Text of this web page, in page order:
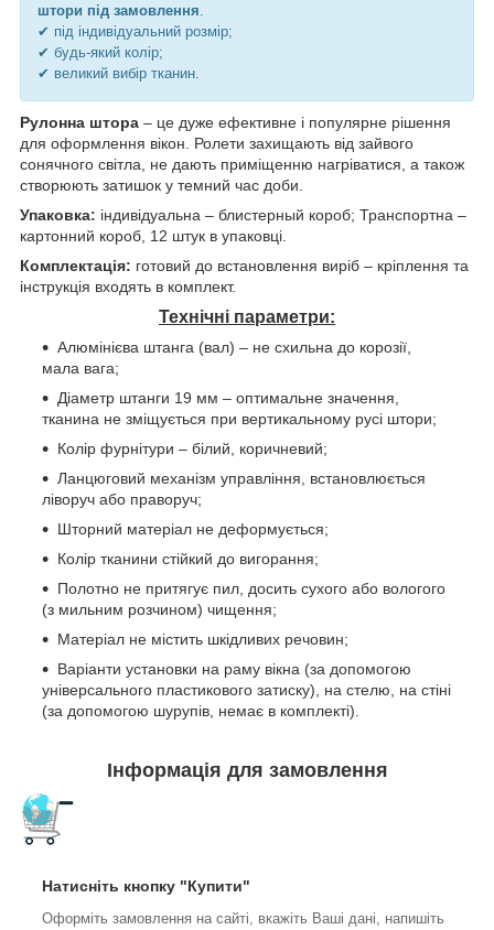
штори під замовлення
✔ під індивідуальний розмір;
✔ будь-який колір;
✔ великий вибір тканин.
Рулонна штора – це дуже ефективне і популярне рішення
для оформлення вікон. Ролети захищають від зайвого
сонячного світла, не дають приміщенню нагріватися, а також
створюють затишок у темний час доби.
Упаковка: індивідуальна – блистерный короб; Транспортна –
картонний короб, 12 штук в упаковці.
Комплектація: готовий до встановлення виріб – кріплення та
інструкція входять в комплект.
Технічні параметри:
Алюмінієва штанга (вал) – не схильна до корозії,
мала вага;
Діаметр штанги 19 мм – оптимальне значення,
тканина не зміщується при вертикальному русі штори;
Колір фурнітури – білий, коричневий;
Ланцюговий механізм управління, встановлюється
ліворуч або праворуч;
Шторний матеріал не деформується;
Колір тканини стійкий до вигорання;
Полотно не притягує пил, досить сухого або вологого
(з мильним розчином) чищення;
Матеріал не містить шкідливих речовин;
Варіанти установки на раму вікна (за допомогою
універсального пластикового затиску), на стелю, на стіні
(за допомогою шурупів, немає в комплекті).
Інформація для замовлення
Натисніть кнопку "Купити"
Оформіть замовлення на сайті, вкажіть Ваші дані, напишіть